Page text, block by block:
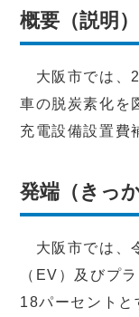
概要（説明）
大阪市では、
車の脱炭素化を
充電設備設置費
発端（きっ
大阪市では、
（EV）及びプ
18パーセントと